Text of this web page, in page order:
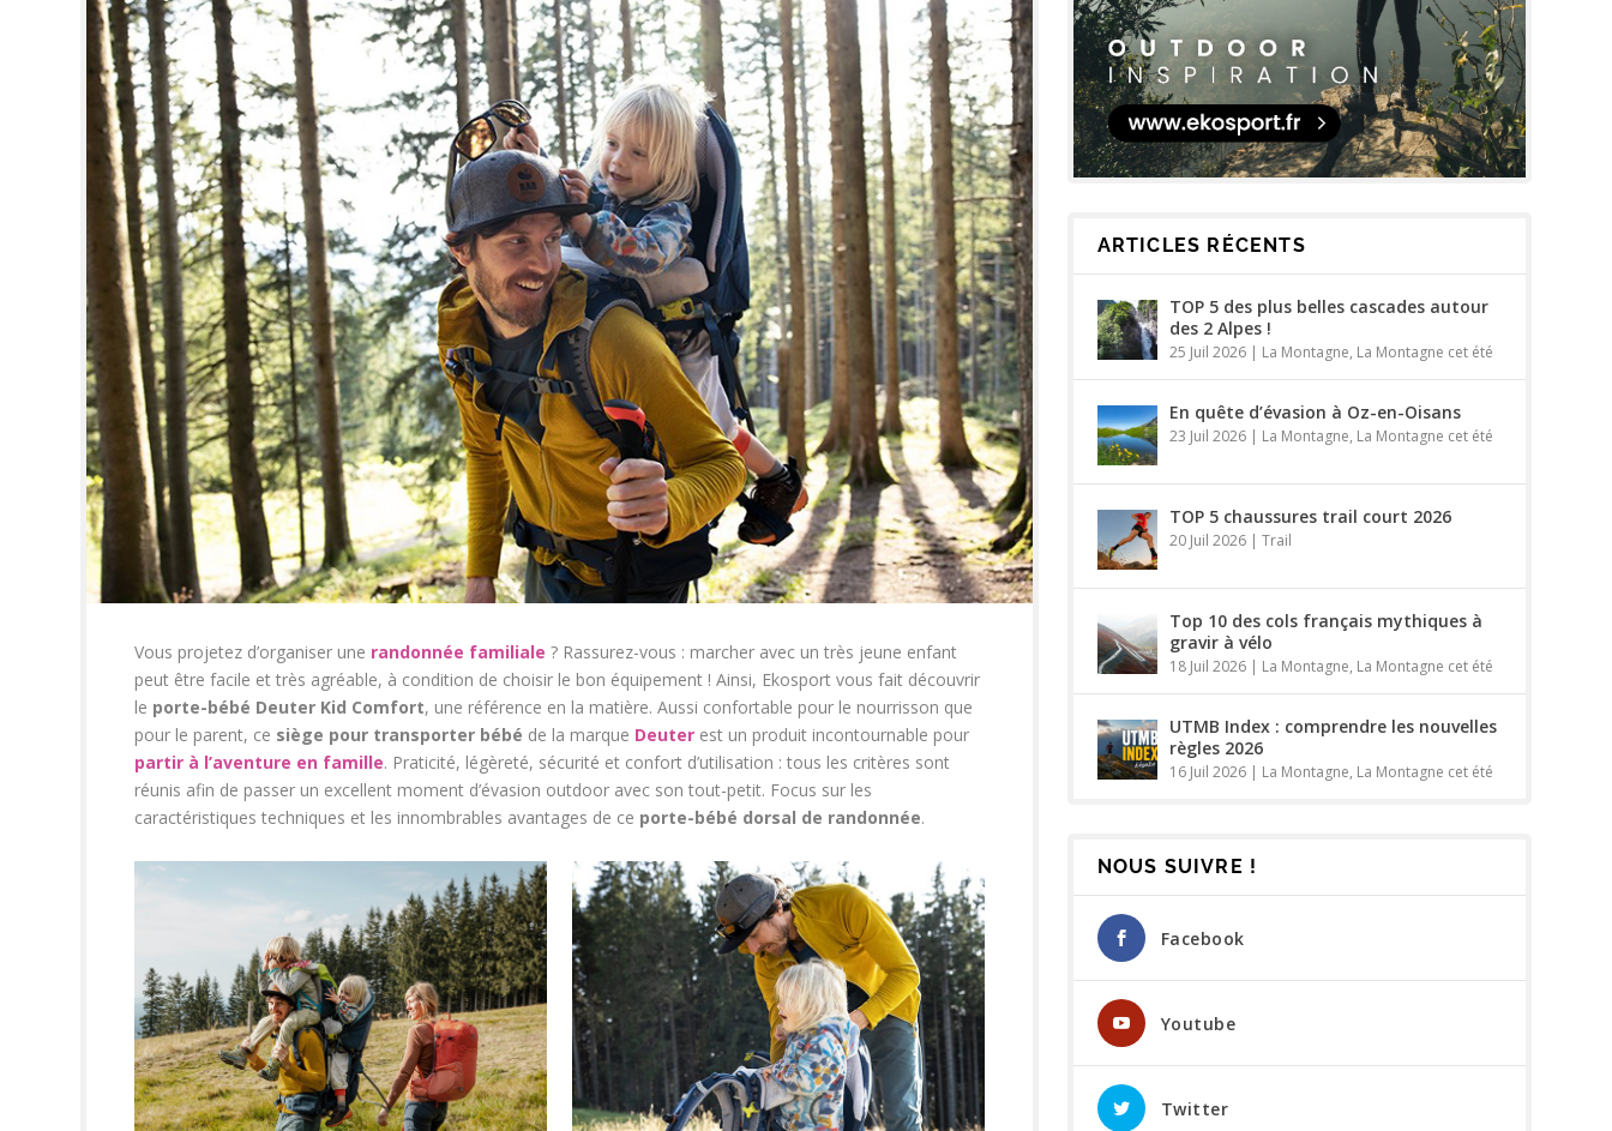
Vous projetez d’organiser une randonnée familiale ? Rassurez-vous : marcher avec un très jeune enfant
peut être facile et très agréable, à condition de choisir le bon équipement ! Ainsi, Ekosport vous fait découvrir
le porte-bébé Deuter Kid Comfort, une référence en la matière. Aussi confortable pour le nourrisson que
pour le parent, ce siège pour transporter bébé de la marque Deuterest un produit incontournable pour
partir à l’aventure en famille. Praticité, légèreté, sécurité et confort d’utilisation : tous les critères sont
réunis afin de passer un excellent moment d’évasion outdoor avec son tout-petit. Focus sur les
caractéristiques techniques et les innombrables avantages de ce porte-bébé dorsal de randonnée.
ARTICLES RÉCENTS
TOP 5 des plus belles cascades autour
des 2 Alpes !
25 Juil 2026| La Montagne, La Montagne cet été
En quête d’évasion à Oz-en-Oisans
23 Juil 2026| La Montagne, La Montagne cet été
TOP 5 chaussures trail court 2026
20 Juil 2026| Trail
Top 10 des cols français mythiques à
gravir à vélo
18 Juil 2026| La Montagne, La Montagne cet été
UTMB Index : comprendre les nouvelles
règles 2026
16 Juil 2026| La Montagne, La Montagne cet été
NOUS SUIVRE !
Facebook
Youtube
Twitter